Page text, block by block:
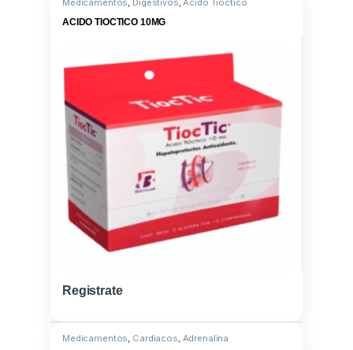
ACIDO TIOCTICO 10MG
Registrate
Medicamentos, Cardiacos, Adrenalina